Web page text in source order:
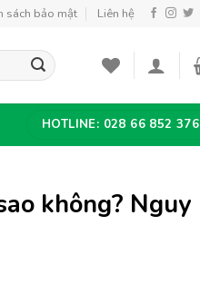
sách bảo mật Liên hệ
HOTLINE: 028 66 852 376
không? Nguy